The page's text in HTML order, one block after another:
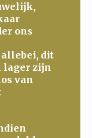
ons
dit
lager zijn
van